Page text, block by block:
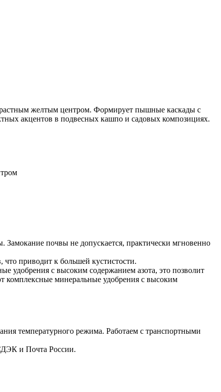
желтым центром. Формирует пышные каскады с
акцентов в подвесных кашпо и садовых композициях.
почвы не допускается, практически мгновенно
что приводит к большей кустистости.
удобрения с высоким содержанием азота, это позволит
комплексные минеральные удобрения с высоким
температурного режима. Работаем с транспортными
и Почта России.